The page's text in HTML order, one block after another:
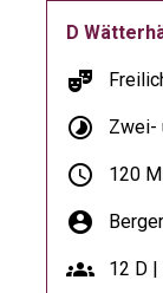
D
theater_comedy
timelapse Zwei-
schedule 120
account_circle
groups 12 D